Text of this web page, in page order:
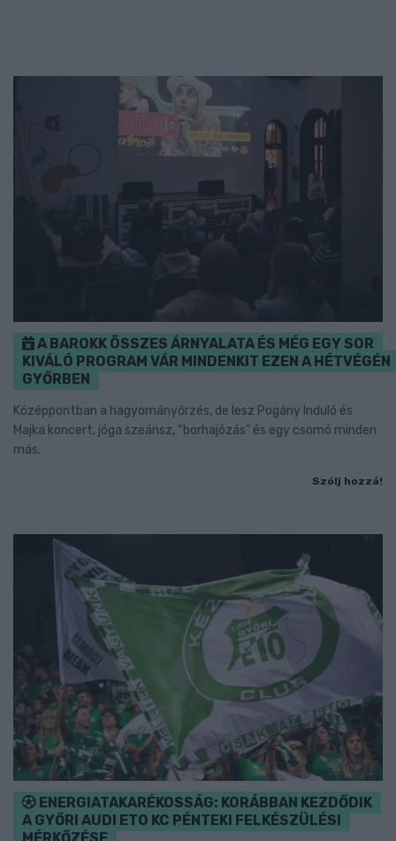
A BAROKK ÖSSZES ÁRNYALATA ÉS MÉG EGY SOR
KIVÁLÓ PROGRAM VÁR MINDENKIT EZEN A HÉTVÉGÉN
GYŐRBEN
Középpontban a hagyományőrzés, de lesz Pogány Induló és
Majka koncert, jóga szeánsz, “borhajózás” és egy csomó minden
más.
Szólj hozzá!
ENERGIATAKARÉKOSSÁG: KORÁBBAN KEZDŐDIK
A GYŐRI AUDI ETO KC PÉNTEKI FELKÉSZÜLÉSI